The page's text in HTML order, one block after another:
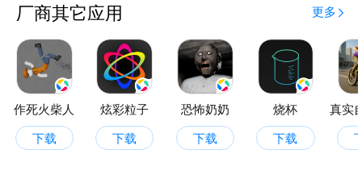
厂商其它应用 更多
作死火柴人
下载
炫彩粒子
下载
恐怖奶奶
下载
烧杯
下载